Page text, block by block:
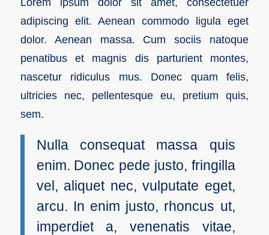
adipiscing elit. Aenean commodo ligula eget
dolor. Aenean massa. Cum sociis natoque
penatibus et magnis dis parturient montes,
nascetur ridiculus mus. Donec quam felis,
ultricies nec, pellentesque eu, pretium quis,
sem.
Nulla consequat massa quis
enim. Donec pede justo, fringilla
vel, aliquet nec, vulputate eget,
arcu. In enim justo, rhoncus ut,
imperdiet a, venenatis vitae,